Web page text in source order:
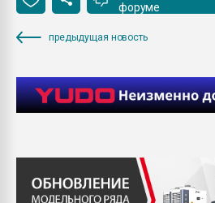
форуме
предыдущая новость